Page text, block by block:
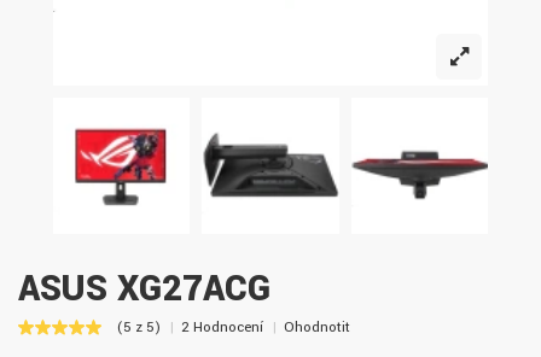
ASUS XG27ACG
(5 z 5) 2 Hodnocení Ohodnotit